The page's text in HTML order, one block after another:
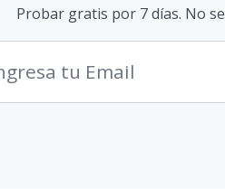
Probar gratis por 7 días. No